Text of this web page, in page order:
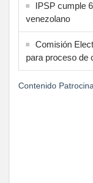
IPSP cumple
venezolano
Comisión
para proceso de
Contenido